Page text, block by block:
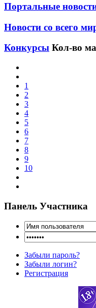
Портальные
Новости со всего
Конкурсы Кол-во
1
2
3
4
5
6
7
8
9
10
Панель Участника
Забыли пароль?
Забыли логин?
Регистрация